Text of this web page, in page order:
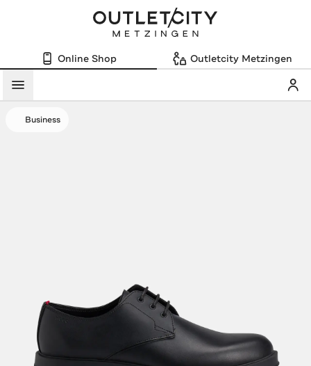
Online Shop Outletcity Metzingen
Menü
Business